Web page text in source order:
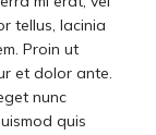
tellus, lacinia
Proin ut
et dolor ante.
nunc
quis